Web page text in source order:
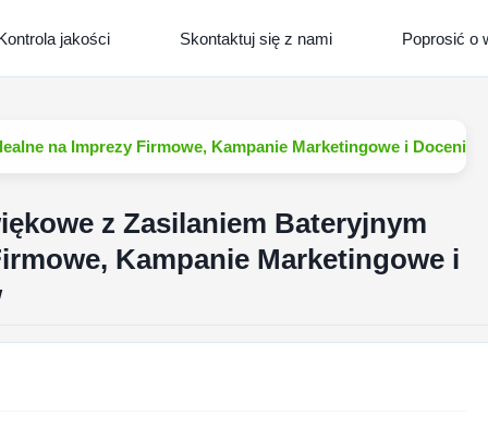
jakości Skontaktuj się z nami Poprosić o
na Imprezy Firmowe, Kampanie Marketingowe i
z Zasilaniem Bateryjnym
Kampanie Marketingowe i